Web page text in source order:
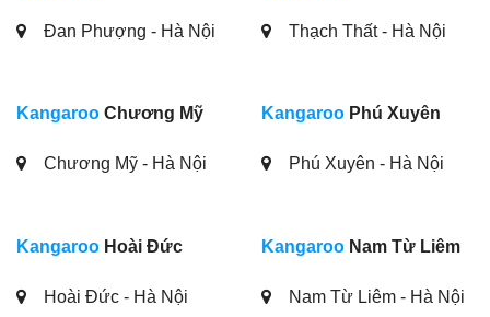
Đan Phượng - Hà Nội Thạch Thất - Hà Nội
Kangaroo Chương Mỹ
Chương Mỹ - Hà Nội
Kangaroo Phú Xuyên
Phú Xuyên - Hà Nội
Kangaroo Hoài Đức
Hoài Đức - Hà Nội
Kangaroo Nam Từ Liêm
Nam Từ Liêm - Hà Nội